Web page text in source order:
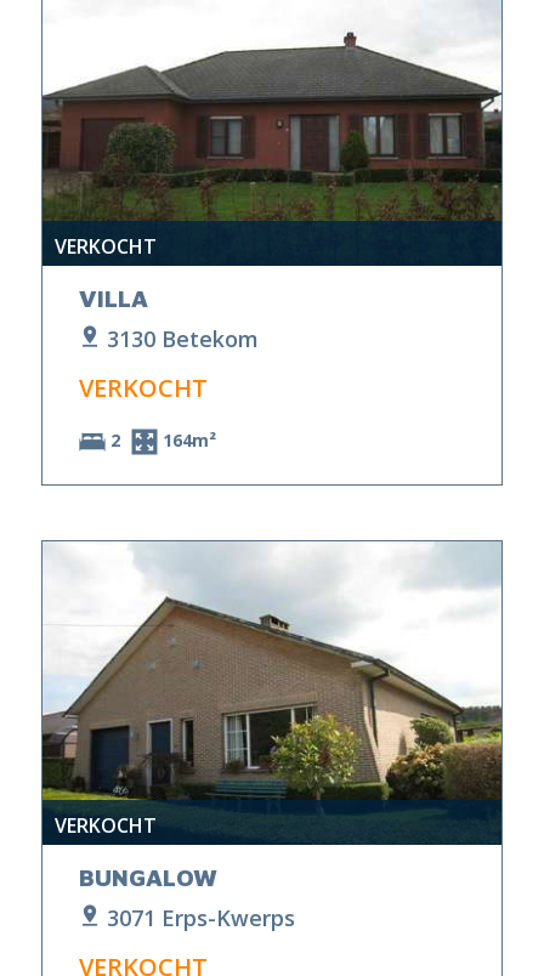
VERKOCHT
VILLA
3130 Betekom
VERKOCHT
2 164m²
VERKOCHT
BUNGALOW
3071 Erps-Kwerps
VERKOCHT